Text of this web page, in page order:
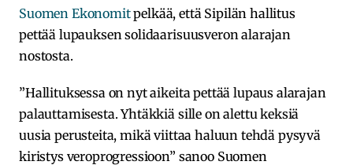
Suomen Ekonomitpelkää, että Sipilän hallitus
pettää lupauksen solidaarisuusveron alarajan
nostosta.
”Hallituksessa on nyt aikeita pettää lupaus alarajan
palauttamisesta. Yhtäkkiä sille on alettu keksiä
uusia perusteita, mikä viittaa haluun tehdä pysyvä
kiristys veroprogressioon” sanoo Suomen